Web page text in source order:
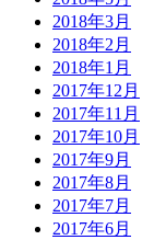
2018年3月
2018年2月
2018年1月
2017年12月
2017年11月
2017年10月
2017年9月
2017年8月
2017年7月
2017年6月